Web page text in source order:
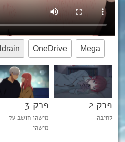
Mega
OneDrive
פרק 2
לחיבה
פרק 3
מישהו חושב על
מישהי